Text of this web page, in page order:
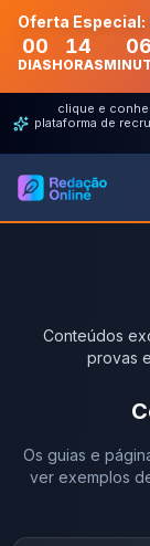
Oferta Especial:
00
DIAS
14
HORAS
06
clique e
plataforma de
Conteúdos
provas
Os guias e
ver exemplos